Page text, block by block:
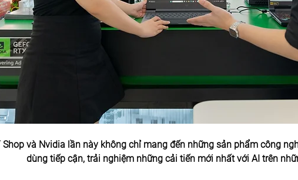
Shop và Nvidia lần này không chỉ mang đến những sản phẩm công
dùng tiếp cận, trải nghiệm những cải tiến mới nhất với AI trên